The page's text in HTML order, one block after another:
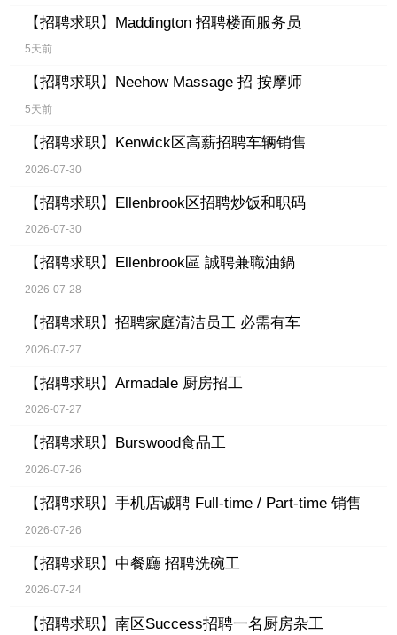
【招聘求职】 Maddington 招聘楼面服务员
5天前
【招聘求职】 Neehow Massage 招 按摩师
5天前
【招聘求职】 Kenwick区高薪招聘车辆销售
2026-07-30
【招聘求职】 Ellenbrook区招聘炒饭和职码
2026-07-30
【招聘求职】 Ellenbrook區 誠聘兼職油鍋
2026-07-28
【招聘求职】 招聘家庭清洁员工 必需有车
2026-07-27
【招聘求职】 Armadale 厨房招工
2026-07-27
【招聘求职】 Burswood食品工
2026-07-26
【招聘求职】 手机店诚聘 Full-time / Part-time 销售
2026-07-26
【招聘求职】 中餐廳 招聘洗碗工
2026-07-24
【招聘求职】 南区Success招聘一名厨房杂工